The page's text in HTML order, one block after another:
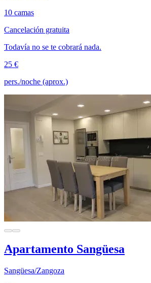
10 camas
Cancelación gratuita
Todavía no se te cobrará nada.
25 €
pers./noche (aprox.)
Apartamento Sangüesa
Sangüesa/Zangoza